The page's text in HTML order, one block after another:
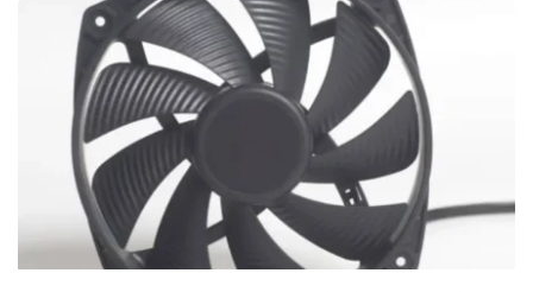
Complete
Buyer’s
Guide
to
Filters,
Selection